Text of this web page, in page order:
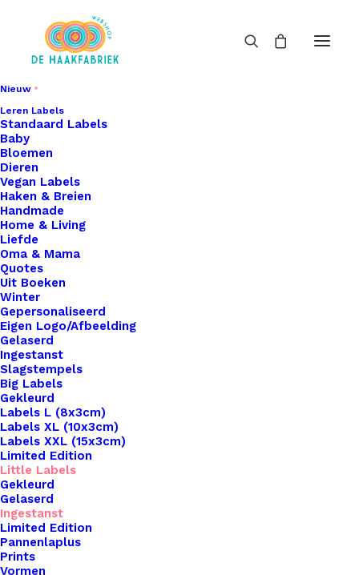
Nieuw
Leren Labels
Standaard Labels
Baby
Bloemen
Dieren
Vegan Labels
Haken & Breien
Handmade
Home & Living
Liefde
Oma & Mama
Quotes
Uit Boeken
Winter
Gepersonaliseerd
Eigen Logo/Afbeelding
Gelaserd
Ingestanst
Slagstempels
Big Labels
Gekleurd
Labels L (8x3cm)
Labels XL (10x3cm)
Labels XXL (15x3cm)
Limited Edition
Little Labels
Gekleurd
Gelaserd
Ingestanst
Limited Edition
Pannenlaplus
Prints
Vormen
Home